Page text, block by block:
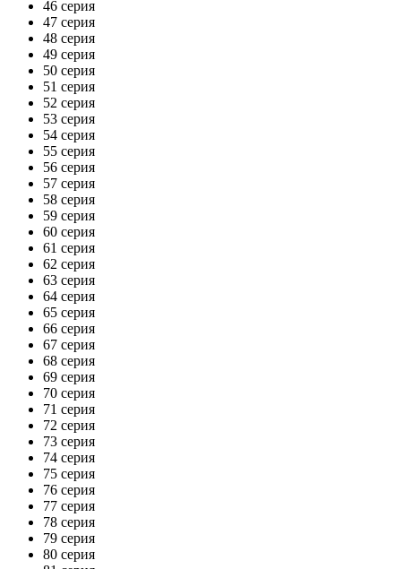
46 серия
47 серия
48 серия
49 серия
50 серия
51 серия
52 серия
53 серия
54 серия
55 серия
56 серия
57 серия
58 серия
59 серия
60 серия
61 серия
62 серия
63 серия
64 серия
65 серия
66 серия
67 серия
68 серия
69 серия
70 серия
71 серия
72 серия
73 серия
74 серия
75 серия
76 серия
77 серия
78 серия
79 серия
80 серия